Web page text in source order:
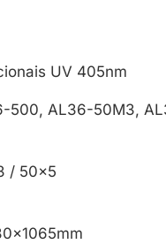
UV 405nm
500, AL36-50M3,
/ 50×5